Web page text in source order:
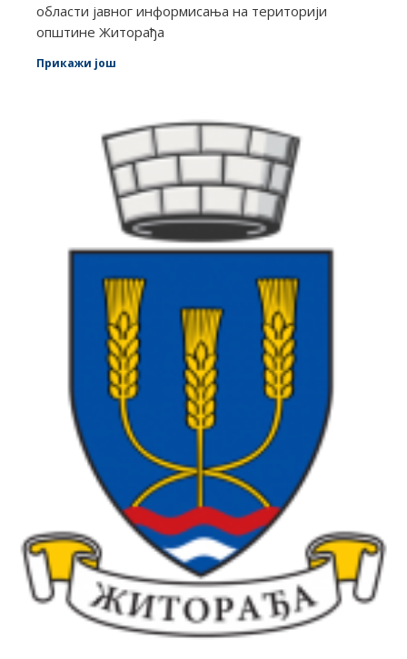
области јавног информисања на територији
општине Житорађа
Прикажи још